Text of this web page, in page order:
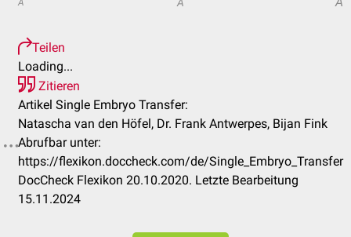
A
Teilen
Loading...
Zitieren
Artikel Single Embryo Transfer:
Natascha van den Höfel, Dr. Frank Antwerpes, Bijan Fink
Abrufbar unter:
https://flexikon.doccheck.com/de/Single_Embryo_Transfer
DocCheck Flexikon 20.10.2020. Letzte Bearbeitung
15.11.2024